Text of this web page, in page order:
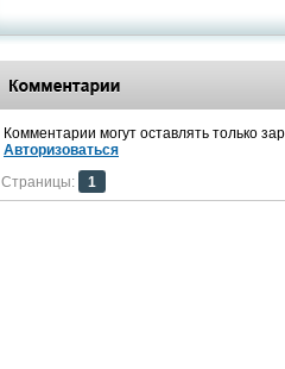
Комментарии могут оставлять только
Авторизоваться
Страницы:
1